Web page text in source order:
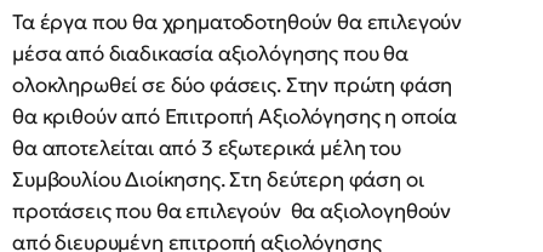
Τα έργα που θα χρηματοδοτηθούν θα επιλεγούν
μέσα από διαδικασία αξιολόγησης που θα
ολοκληρωθεί σε δύο φάσεις. Στην πρώτη φάση
θα κριθούν από Επιτροπή Αξιολόγησης η οποία
θα αποτελείται από 3 εξωτερικά μέλη του
Συμβουλίου Διοίκησης. Στη δεύτερη φάση οι
προτάσεις που θα επιλεγούν θα αξιολογηθούν
από διευρυμένη επιτροπή αξιολόγησης